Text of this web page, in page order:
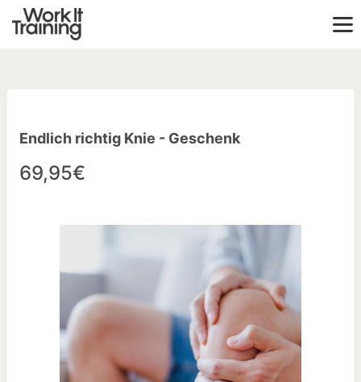
Endlich richtig Knie - Geschenk
69,95€